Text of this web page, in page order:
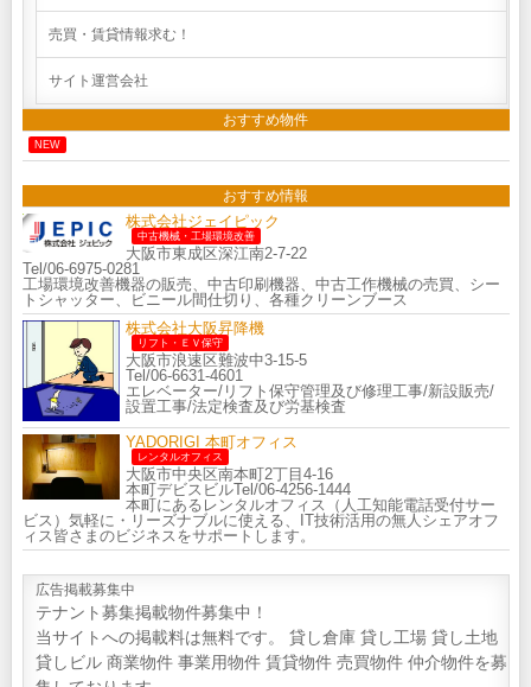
売買・賃貸情報求む！
サイト運営会社
おすすめ物件
NEW
おすすめ情報
株式会社ジェイピック
中古機械・工場環境改善
大阪市東成区深江南2-7-22
Tel/06-6975-0281
工場環境改善機器の販売、中古印刷機器、中古工作機械の売買、シー
トシャッター、ビニール間仕切り、各種クリーンブース
株式会社大阪昇降機
リフト・ＥＶ保守
大阪市浪速区難波中3-15-5
Tel/06-6631-4601
エレベーター/リフト保守管理及び修理工事/新設販売/
設置工事/法定検査及び労基検査
YADORIGI 本町オフィス
レンタルオフィス
大阪市中央区南本町2丁目4-16
本町デビスビルTel/06-4256-1444
本町にあるレンタルオフィス（人工知能電話受付サー
ビス）気軽に・リーズナブルに使える、IT技術活用の無人シェアオフ
ィス皆さまのビジネスをサポートします。
広告掲載募集中
テナント募集掲載物件募集中！
当サイトへの掲載料は無料です。 貸し倉庫 貸し工場 貸し土地
貸しビル 商業物件 事業用物件 賃貸物件 売買物件 仲介物件を募